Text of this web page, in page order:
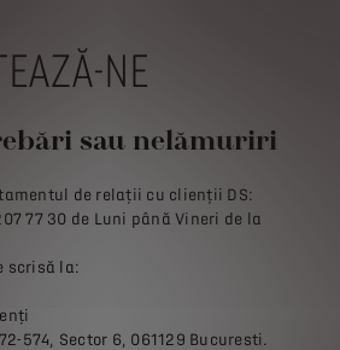
NE
sau nelămuriri
de relații cu clienții DS:
77 30 de Luni până Vineri de la
scrisă la:
574, Sector 6, 061129 Bucuresti.